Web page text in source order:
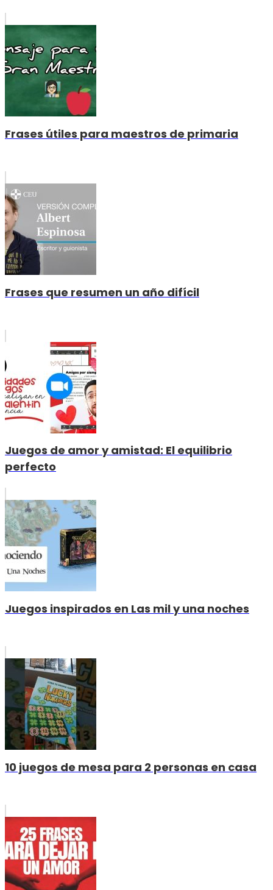
Frases útiles para maestros de primaria
Frases que resumen un año difícil
Juegos de amor y amistad: El equilibrio
perfecto
Juegos inspirados en Las mil y una noches
10 juegos de mesa para 2 personas en casa